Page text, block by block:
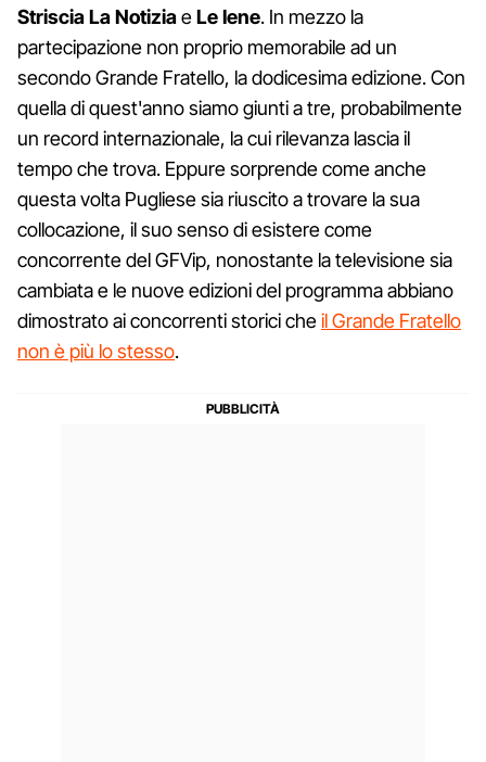
Striscia La NotiziaeLe Iene. In mezzo la
partecipazione non proprio memorabile ad un
secondo Grande Fratello, la dodicesima edizione. Con
quella di quest'anno siamo giunti a tre, probabilmente
un record internazionale, la cui rilevanza lascia il
tempo che trova. Eppure sorprende come anche
questa volta Pugliese sia riuscito a trovare la sua
collocazione, il suo senso di esistere come
concorrente del GFVip, nonostante la televisione sia
cambiata e le nuove edizioni del programma abbiano
dimostrato ai concorrenti storici cheil Grande Fratello
non è più lo stesso.